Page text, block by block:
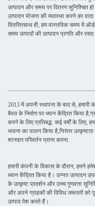
उत्पादन और समय पर वितरण सुनिश्चित
उत्पादन योजना की व्यवस्था करने का
वितरितसाथ ही, हम वास्तविक समय में
समय उत्पादों की उत्पादन प्रगति और
2013 में अपनी स्थापना के बाद से,
बैरल के निर्माण पर ध्यान केंद्रित किया
करने के लिए प्रतिबद्ध. कई वर्षों के लिए,
भावना का पालन किया है,निरंतर
शानदार परिवर्तन प्राप्त करना.
हमारी कंपनी के विकास के दौरान, हमने
ध्यान केंद्रित किया है। उन्नत उत्पादन
के उत्कृष्ट प्रदर्शन और उच्च गुणवत्ता
और अपने ग्राहकों की विविध जरूरतों को
उत्पाद पेश करते हैं।